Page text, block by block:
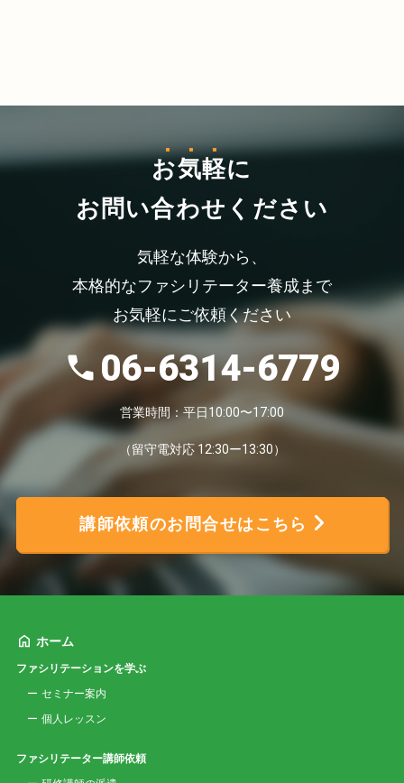
お気軽に
お問い合わせください
気軽な体験から、
本格的なファシリテーター養成まで
お気軽にご依頼ください
06-6314-6779
営業時間：平日10:00〜17:00
（留守電対応 12:30ー13:30）
講師依頼のお問合せはこちら
ホーム
ファシリテーションを学ぶ
セミナー案内
個人レッスン
ファシリテーター講師依頼